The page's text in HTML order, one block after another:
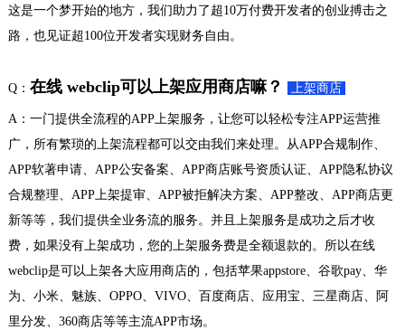
这是一个梦开始的地方，我们助力了超10万付费开发者的创业搏击之
路，也见证超100位开发者实现财务自由。
Q： 在线 webclip可以上架应用商店嘛？ 上架商店
A：一门提供全流程的APP上架服务，让您可以轻松专注APP运营推
广，所有繁琐的上架流程都可以交由我们来处理。从APP合规制作、
APP软著申请、APP公安备案、APP商店账号资质认证、APP隐私协议
合规整理、APP上架提审、APP被拒解决方案、APP整改、APP商店更
新等等，我们提供全业务流的服务。并且上架服务是成功之后才收
费，如果没有上架成功，您的上架服务费是全额退款的。所以在线
webclip是可以上架各大应用商店的，包括苹果appstore、谷歌pay、华
为、小米、魅族、OPPO、VIVO、百度商店、应用宝、三星商店、阿
里分发、360商店等等主流APP市场。